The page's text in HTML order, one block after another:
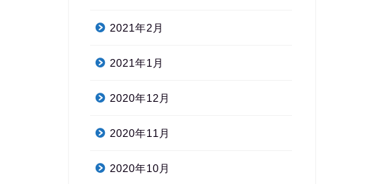
2021年2月
2021年1月
2020年12月
2020年11月
2020年10月